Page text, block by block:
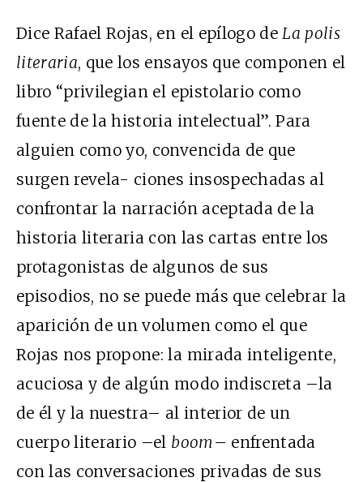
Dice Rafael Rojas, en el epílogo deLa polis
literaria, que los ensayos que componen el
libro “privilegian el epistolario como
fuente de la historia intelectual”. Para
alguien como yo, convencida de que
surgen revela- ciones insospechadas al
confrontar la narración aceptada de la
historia literaria con las cartas entre los
protagonistas de algunos de sus
episodios, no se puede más que celebrar la
aparición de un volumen como el que
Rojas nos propone: la mirada inteligente,
acuciosa y de algún modo indiscreta –la
de él y la nuestra– al interior de un
cuerpo literario –el boom– enfrentada
con las conversaciones privadas de sus